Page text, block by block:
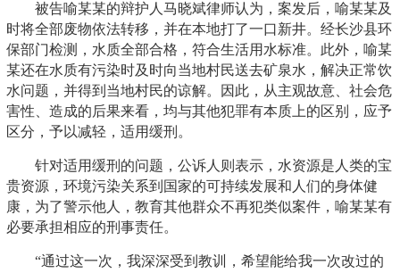
被告喻某某的辩护人马晓斌律师认为，案发后，喻某某及
时将全部废物依法转移，并在本地打了一口新井。经长沙县环
保部门检测，水质全部合格，符合生活用水标准。此外，喻某
某还在水质有污染时及时向当地村民送去矿泉水，解决正常饮
水问题，并得到当地村民的谅解。因此，从主观故意、社会危
害性、造成的后果来看，均与其他犯罪有本质上的区别，应予
区分，予以减轻，适用缓刑。
针对适用缓刑的问题，公诉人则表示，水资源是人类的宝
贵资源，环境污染关系到国家的可持续发展和人们的身体健
康，为了警示他人，教育其他群众不再犯类似案件，喻某某有
必要承担相应的刑事责任。
“通过这一次，我深深受到教训，希望能给我一次改过的